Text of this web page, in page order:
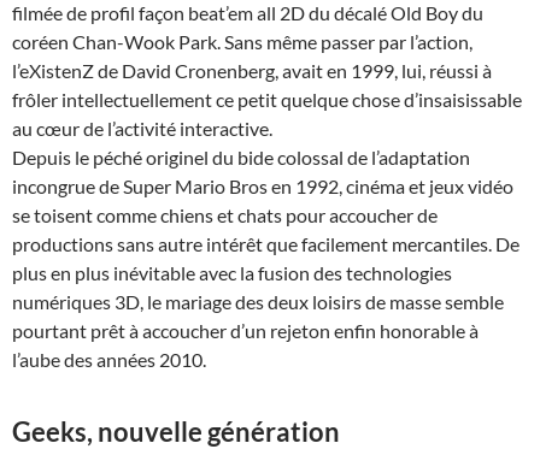
filmée de profil façon beat’em all 2D du décalé Old Boy du
coréen Chan-Wook Park. Sans même passer par l’action,
l’eXistenZ de David Cronenberg, avait en 1999, lui, réussi à
frôler intellectuellement ce petit quelque chose d’insaisissable
au cœur de l’activité interactive.
Depuis le péché originel du bide colossal de l’adaptation
incongrue de Super Mario Bros en 1992, cinéma et jeux vidéo
se toisent comme chiens et chats pour accoucher de
productions sans autre intérêt que facilement mercantiles. De
plus en plus inévitable avec la fusion des technologies
numériques 3D, le mariage des deux loisirs de masse semble
pourtant prêt à accoucher d’un rejeton enfin honorable à
l’aube des années 2010.
Geeks, nouvelle génération